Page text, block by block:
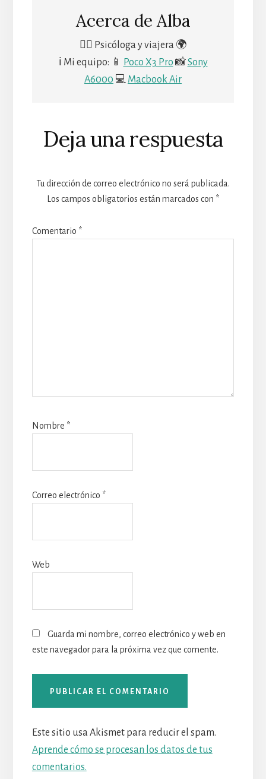
Acerca deAlba
🙋‍♀️ Psicóloga y viajera 🌍
ℹ Mi equipo: 📱
Poco X3 Pro 📸Sony
A6000 💻 Macbook Air
Deja una respuesta
Tu dirección de correo electrónico no será publicada.
Los campos obligatorios están marcados con *
Comentario *
Nombre *
Correo electrónico *
Web
Guarda mi nombre, correo electrónico y web en
este navegador para la próxima vez que comente.
Este sitio usa Akismet para reducir el spam.
Aprende cómo se procesan los datos de tus
comentarios.